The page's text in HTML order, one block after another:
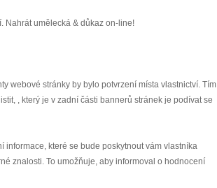
Nahrát umělecká & důkaz on-line!
webové stránky by bylo potvrzení místa vlastnictví. Tím
, který je v zadní části bannerů stránek je podívat se
informace, které se bude poskytnout vám vlastníka
znalosti. To umožňuje, aby informoval o hodnocení